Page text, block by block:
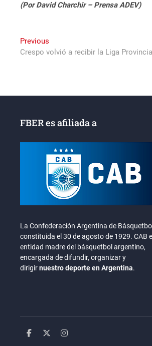
(Por David Charchir – Prensa ADEV)
Navegación
de
Previous
post:
Crespo volvió a recibir la Liga
FBER es afiliada a
La Confederación Argentina de
constituida el 30 de agosto de 1929. CAB
entidad madre del básquetbol argentino,
encargada de difundir, organizar y
dirigirnuestro deporte en Argentina.
facebook
twitterinstagram